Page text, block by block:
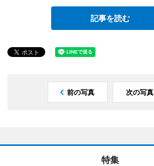
記事を読む
前の写真 次の写真
特集